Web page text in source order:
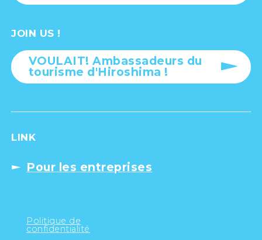
JOIN US !
VOULAIT! Ambassadeurs du
tourisme d'Hiroshima !
LINK
Pour les entreprises
Politique de
confidentialité